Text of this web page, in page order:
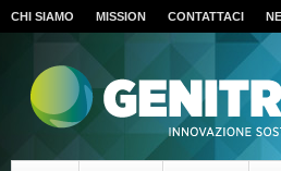
CHI SIAMO MISSION CONTATTACI